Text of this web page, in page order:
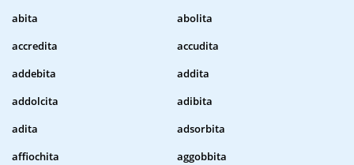
abita
abolita
accredita
accudita
addebita
addita
addolcita
adibita
adita
adsorbita
affiochita
aggobbita